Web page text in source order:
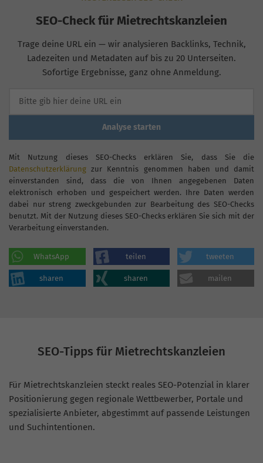
SEO-Check für Mietrechtskanzleien
Trage deine URL ein — wir analysieren Backlinks, Technik,
Ladezeiten und Metadaten auf bis zu 20 Unterseiten.
Sofortige Ergebnisse, ganz ohne Anmeldung.
Analyse starten
Mit Nutzung dieses SEO-Checks erklären Sie, dass Sie die
Datenschutzerklärung zur Kenntnis genommen haben und damit
einverstanden sind, dass die von Ihnen angegebenen Daten
elektronisch erhoben und gespeichert werden. Ihre Daten werden
dabei nur streng zweckgebunden zur Bearbeitung des SEO-Checks
benutzt. Mit der Nutzung dieses SEO-Checks erklären Sie sich mit der
Verarbeitung einverstanden.
WhatsApp teilen tweeten
sharen sharen mailen
SEO-Tipps für Mietrechtskanzleien
Für Mietrechtskanzleien steckt reales SEO-Potenzial in klarer
Positionierung gegen regionale Wettbewerber, Portale und
spezialisierte Anbieter, abgestimmt auf passende Leistungen
und Suchintentionen.